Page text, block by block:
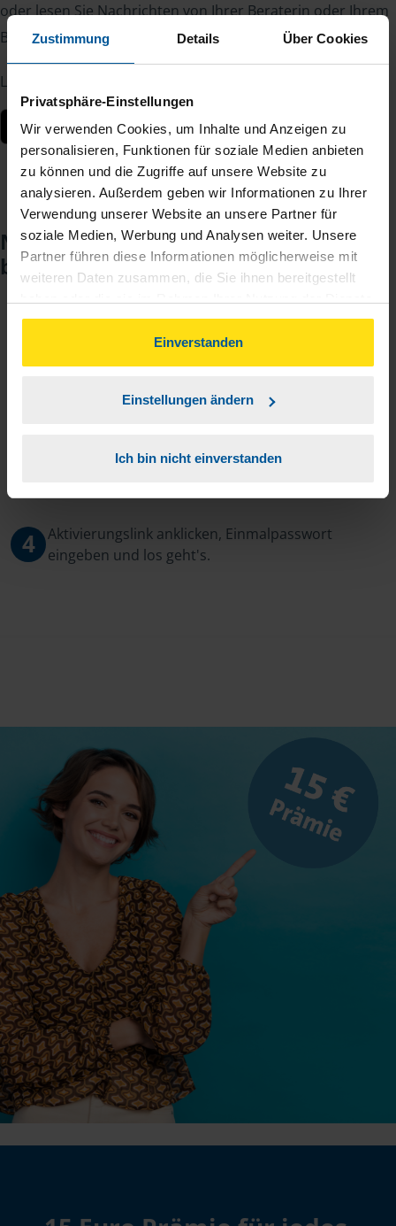
Zustimmung Details Über Cookies
Privatsphäre-Einstellungen
Wir verwenden Cookies, um Inhalte und Anzeigen zu
personalisieren, Funktionen für soziale Medien anbieten
zu können und die Zugriffe auf unsere Website zu
analysieren. Außerdem geben wir Informationen zu Ihrer
Verwendung unserer Website an unsere Partner für
soziale Medien, Werbung und Analysen weiter. Unsere
Partner führen diese Informationen möglicherweise mit
weiteren Daten zusammen, die Sie ihnen bereitgestellt
gesammelt haben. Indem Sie auf Einverstanden klicken,
können Sie der Verwendung von Cookies, gemäß
unserer
Einverstanden
Einstellungen ändern
Ich bin nicht einverstanden
oder lesen Sie Nachrichten von Ihrer Beraterin oder Ihrem
Berater – jederzeit und von überall.
Laden Sie die App kostenlos herunter:
Noch keinen Zugang? So einfach
beantragen Sie ihn.
Sie teilen mir mit, dass Sie MeineVLH nutzen
Sie bekommen eine E-Mail mit Ihren Zugangsdaten
4
Aktivierungslink anklicken, Einmalpasswort
eingeben und los geht's.